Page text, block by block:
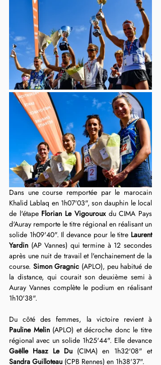
Dans une course remportée par le marocain
Khalid Lablaq en 1h07'03", son dauphin le local
de l'étape Florian Le Vigouroux du CIMA Pays
d'Auray remporte le titre régional en réalisant un
solide 1h09'40". Il devance pour le titre Laurent
Yardin (AP Vannes) qui termine à 12 secondes
après une nuit de travail et l'enchainement de la
course. Simon Gragnic (APLO), peu habitué de
la distance, qui courait son deuxième semi à
Auray Vannes complète le podium en réalisant
1h10'38".
Pauline Melin (APLO) et décroche donc le titre
Gaëlle Haaz Le Du
(CIMA) en 1h32'08" et
Sandra Guilloteau (CPB Rennes) en 1h38'37".